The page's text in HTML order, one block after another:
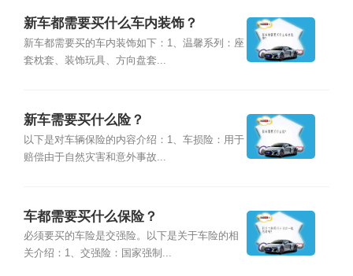
新车都需要买什么车内装饰？
新车都需要买的车内装饰如下：1、温馨系列：座
套枕套、装饰玩具、方向盘套...
新车需要买什么险？
以下是对车辆保险的内容介绍：1、车损险：用于
赔偿由于自然灾害和意外事故...
车都需要买什么保险？
必须要买的车险是交强险。以下是关于车险的相
关介绍：1、交强险：国家强制...